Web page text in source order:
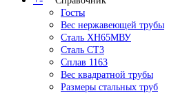
Госты
Вес нержавеющей трубы
Сталь ХН65МВУ
Сталь СТ3
Сплав 1163
Вес квадратной трубы
Размеры стальных труб